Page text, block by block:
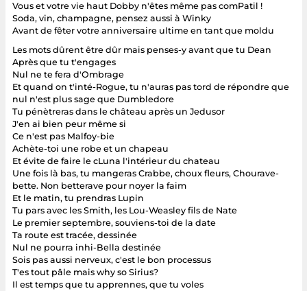
Vous et votre vie haut Dobby n'êtes même pas comPatil !
Soda, vin, champagne, pensez aussi à Winky
Avant de fêter votre anniversaire ultime en tant que moldu
Les mots dûrent être dûr mais penses-y avant que tu Dean
Après que tu t'engages
Nul ne te fera d'Ombrage
Et quand on t'inté-Rogue, tu n'auras pas tord de répondre que
nul n'est plus sage que Dumbledore
Tu pénètreras dans le château après un Jedusor
J'en ai bien peur même si
Ce n'est pas Malfoy-bie
Achète-toi une robe et un chapeau
Et évite de faire le cLuna l'intérieur du chateau
Une fois là bas, tu mangeras Crabbe, choux fleurs, Chourave-
bette. Non betterave pour noyer la faim
Et le matin, tu prendras Lupin
Tu pars avec les Smith, les Lou-Weasley fils de Nate
Le premier septembre, souviens-toi de la date
Ta route est tracée, dessinée
Nul ne pourra inhi-Bella destinée
Sois pas aussi nerveux, c'est le bon processus
T'es tout pâle mais why so Sirius?
Il est temps que tu apprennes, que tu voles